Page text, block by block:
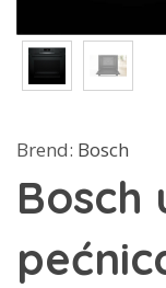
Brend: Bosch
Bosch